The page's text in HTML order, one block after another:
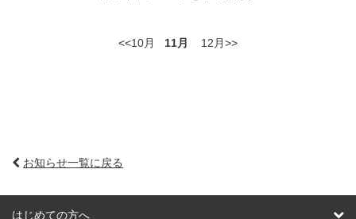
<<10月 11月 12月>>
お知らせ一覧に戻る
はじめての方へ